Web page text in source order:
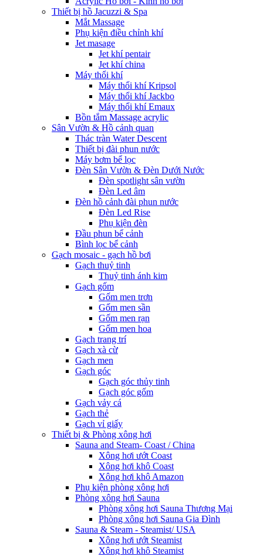
Thiết bị hồ Jacuzzi & Spa
Mắt Massage
Phụ kiện điều chỉnh khí
Jet masage
Jet khí pentair
Jet khí china
Máy thổi khí
Máy thổi khí Kripsol
Máy thổi khí Jackbo
Máy thổi khí Emaux
Bồn tắm Massage acrylic
Sân Vườn & Hồ cảnh quan
Thác tràn Water Descent
Thiết bị đài phun nước
Máy bơm bể lọc
Đèn Sân Vườn & Đèn Dưới Nước
Đèn spotlight sân vườn
Đèn Led âm
Đèn hồ cảnh đài phun nước
Đèn Led Rise
Phụ kiện đèn
Đầu phun bể cảnh
Bình lọc bể cảnh
Gạch mosaic - gạch hồ bơi
Gạch thuỷ tinh
Thuỷ tinh ánh kim
Gạch gốm
Gốm men trơn
Gốm men sần
Gốm men rạn
Gốm men hoa
Gạch trang trí
Gạch xà cừ
Gạch men
Gạch góc
Gạch góc thủy tinh
Gạch góc gốm
Gạch vảy cá
Gạch thẻ
Gạch vỉ giấy
Thiết bị & Phòng xông hơi
Sauna and Steam- Coast / China
Xông hơi ướt Coast
Xông hơi khô Coast
Xông hơi khô Amazon
Phụ kiện phòng xông hơi
Phòng xông hơi Sauna
Phòng xông hơi Sauna Thương Mại
Phòng xông hơi Sauna Gia Đình
Sauna & Steam - Steamist/ USA
Xông hơi ướt Steamist
Xông hơi khô Steamist